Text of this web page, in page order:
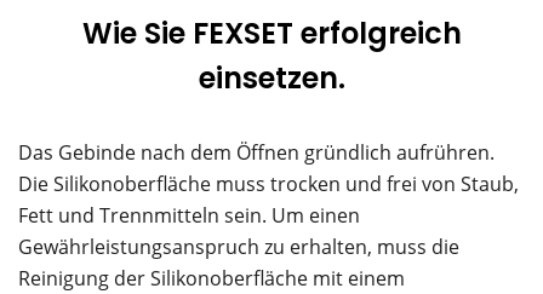
Wie Sie FEXSET erfolgreich
einsetzen.
Das Gebinde nach dem Öffnen gründlich aufrühren.
Die Silikonoberfläche muss trocken und frei von Staub,
Fett und Trennmitteln sein. Um einen
Gewährleistungsanspruch zu erhalten, muss die
Reinigung der Silikonoberfläche mit einem